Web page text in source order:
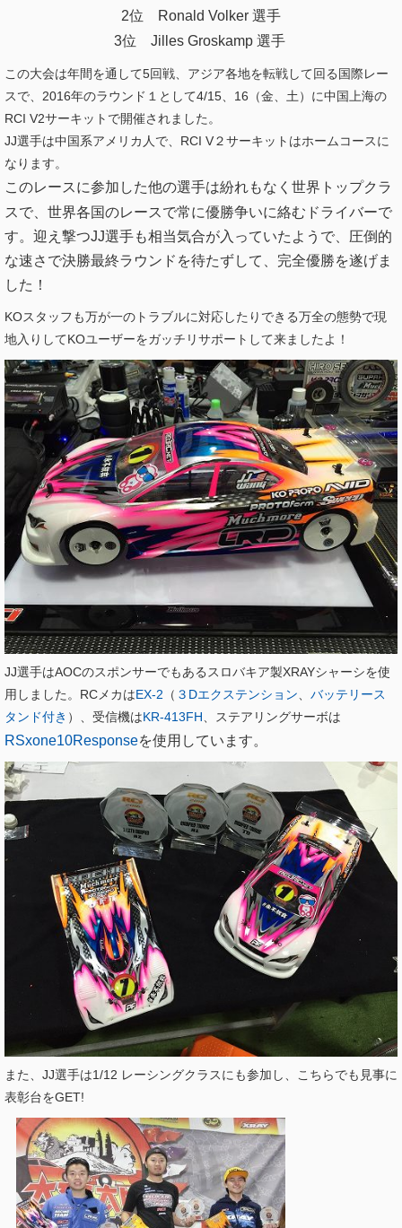
2位 Ronald Volker 選手
3位 Jilles Groskamp 選手
この大会は年間を通して5回戦、アジア各地を転戦して回る国際レー
スで、2016年のラウンド１として4/15、16（金、土）に中国上海の
RCI V2サーキットで開催されました。
JJ選手は中国系アメリカ人で、RCI V２サーキットはホームコースに
なります。
このレースに参加した他の選手は紛れもなく世界トップクラ
スで、世界各国のレースで常に優勝争いに絡むドライバーで
す。迎え撃つJJ選手も相当気合が入っていたようで、圧倒的
な速さで決勝最終ラウンドを待たずして、完全優勝を遂げま
した！
KOスタッフも万が一のトラブルに対応したりできる万全の態勢で現
地入りしてKOユーザーをガッチリサポートして来ましたよ！
JJ選手はAOCのスポンサーでもあるスロバキア製XRAYシャーシを使
用しました。RCメカはEX-2 （ ３Dエクステンション、 バッテリース
タンド付き ）、受信機はKR-413FH、ステアリングサーボは
RSxone10Responseを使用しています。
また、JJ選手は1/12 レーシングクラスにも参加し、こちらでも見事に
表彰台をGET!